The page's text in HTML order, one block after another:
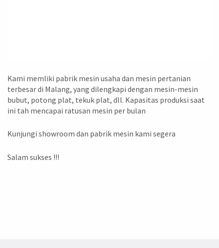
Kami memliki pabrik mesin usaha dan mesin pertanian
terbesar di Malang, yang dilengkapi dengan mesin-mesin
bubut, potong plat, tekuk plat, dll. Kapasitas produksi saat
ini tah mencapai ratusan mesin per bulan
Kunjungi showroom dan pabrik mesin kami segera
Salam sukses !!!